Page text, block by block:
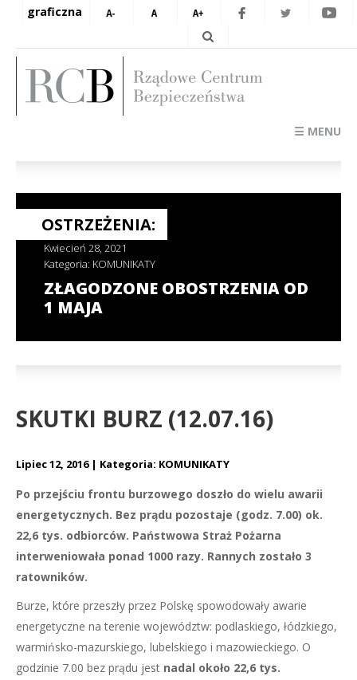
graficzna
☰ MENU
OSTRZEŻENIA:
Kwiecień 28, 2021
Kategoria: KOMUNIKATY
ZŁAGODZONE OBOSTRZENIA OD
1 MAJA
SKUTKI BURZ (12.07.16)
Lipiec 12, 2016 Kategoria: KOMUNIKATY
Po przejściu frontu burzowego doszło do wielu awarii
energetycznych. Bez prądu pozostaje (godz. 7.00) ok.
22,6 tys. odbiorców. Państwowa Straż Pożarna
interweniowała ponad 1000 razy. Rannych zostało 3
ratowników.
Burze, które przeszły przez Polskę spowodowały awarie
energetyczne na terenie województw: podlaskiego, łódzkiego,
warmińsko-mazurskiego, lubelskiego i mazowieckiego. O
godzinie 7.00 bez prądu jest nadal około 22,6 tys.